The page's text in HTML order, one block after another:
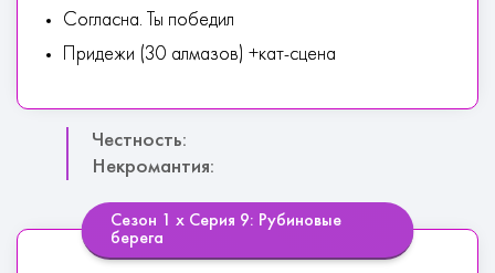
Согласна. Ты победил
Придежи (30 алмазов) +кат-сцена
Честность:
Некромантия:
Сезон 1 х Серия 9: Рубиновые
берега